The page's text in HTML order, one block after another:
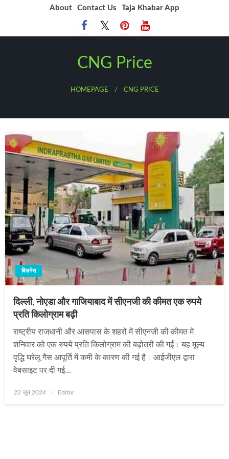
About Contact Us Taja Khabar App
CNG Price
HOMEPAGE CNG PRICE
बिज़नेस
दिल्ली, नोएडा और गाजियाबाद में सीएनजी की कीमत एक रुपये
प्रति किलोग्राम बढ़ी
राष्ट्रीय राजधानी और आसपास के शहरों में सीएनजी की कीमत में
शनिवार को एक रुपये प्रति किलोग्राम की बढ़ोतरी की गई। यह मूल्य
वृद्धि घरेलू गैस आपूर्ति में कमी के कारण की गई है। आईजीएल द्वारा
वेबसाइट पर दी गई…
Posted
22 जून 2024 Editor